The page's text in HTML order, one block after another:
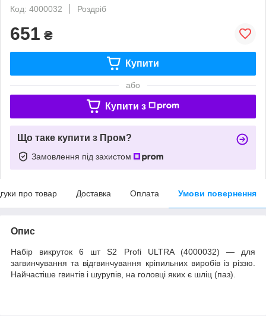
Код: 4000032
Роздріб
651 ₴
Купити
або
Купити з
Що таке купити з Пром?
Замовлення під захистом
про товар Доставка Оплата Умови повернення
Опис
Набір викруток 6 шт S2 Profi ULTRA (4000032) — для
загвинчування та відгвинчування кріпильних виробів із різзю.
Найчастіше гвинтів і шурупів, на головці яких є шліц (паз).